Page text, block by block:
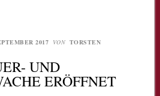
2017 VON TORSTEN
UND
ERÖFFNET